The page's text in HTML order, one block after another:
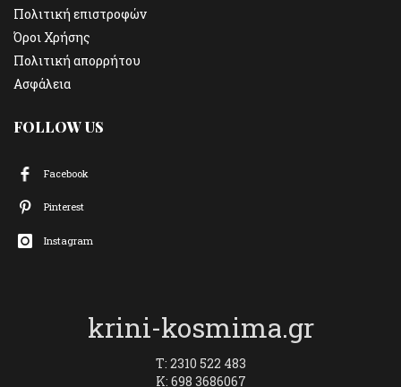
Πολιτική επιστροφών
Όροι Χρήσης
Πολιτική απορρήτου
Ασφάλεια
FOLLOW US
Facebook
Pinterest
Instagram
krini-kosmima.gr
T: 2310 522 483
K: 698 3686067